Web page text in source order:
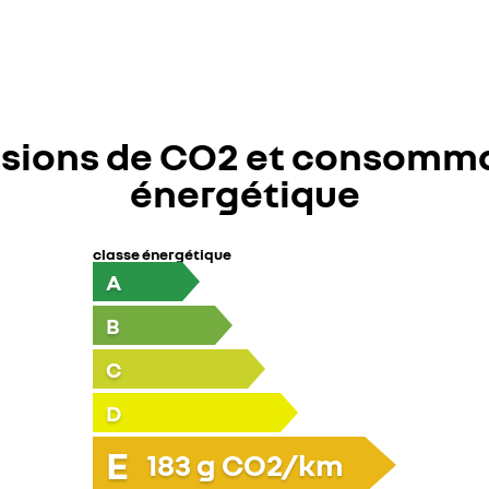
de CO2 et
énergétique
classe énergétique
A
B
C
D
E 183 g CO2/km